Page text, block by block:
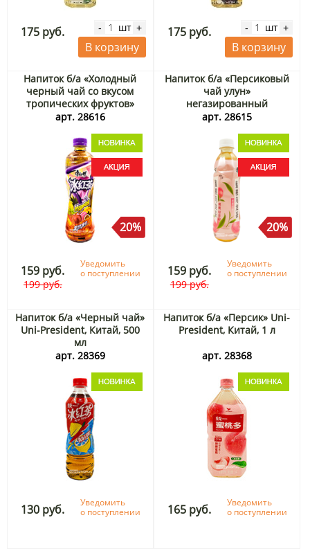
175 руб. - шт +
В корзину
175 руб. - шт +
В корзину
Напиток б/а «Холодный
черный чай со вкусом
тропических фруктов»
негазированный
Акция
арт. 28616
20%
159 руб.
199 руб.
Уведомить
о поступлении
Напиток б/а «Персиковый
чай улун»
негазированный
KangShiFu, Китай, 500 мл
арт. 28615
20%
159 руб.
199 руб.
Уведомить
о поступлении
Напиток б/а «Черный чай»
Uni-President, Китай, 500
мл
арт. 28369
130 руб.
Уведомить
о поступлении
Напиток б/а «Персик» Uni-
President, Китай, 1 л
арт. 28368
165 руб.
Уведомить
о поступлении